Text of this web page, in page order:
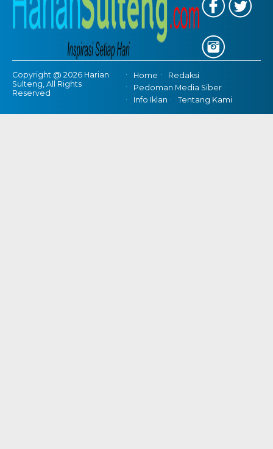
Copyright @ 2026 Harian
Sulteng, All Rights
Reserved
Home
Redaksi
Pedoman Media Siber
Info Iklan
Tentang Kami